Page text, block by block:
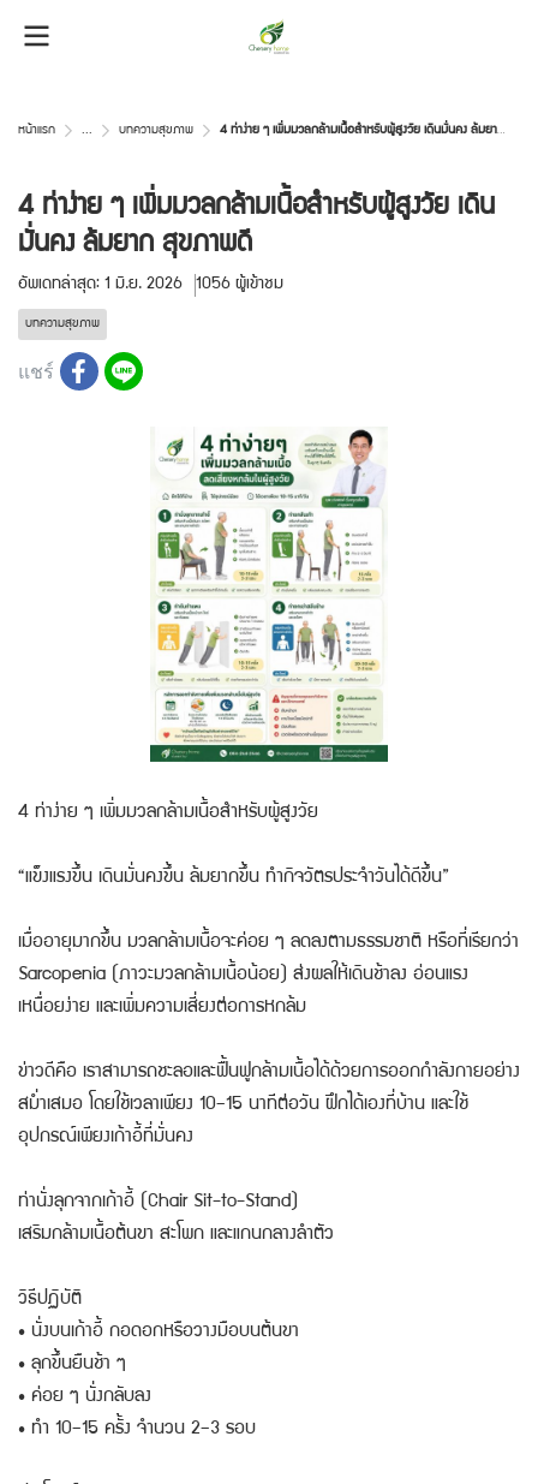
หน้าแรก ... บทความสุขภาพ 4 ท่าง่าย ๆ เพิ่มมวลกล้ามเนื้อสำหรับผู้สูงวัย เดินมั่นคง ล้มยาก สุขภาพดี
4 ท่าง่าย ๆ เพิ่มมวลกล้ามเนื้อสำหรับผู้สูงวัย เดิน
มั่นคง ล้มยาก สุขภาพดี
อัพเดทล่าสุด: 1 มิ.ย. 2026 1056 ผู้เข้าชม
บทความสุขภาพ
แชร์
4 ท่าง่าย ๆ เพิ่มมวลกล้ามเนื้อสำหรับผู้สูงวัย
“แข็งแรงขึ้น เดินมั่นคงขึ้น ล้มยากขึ้น ทำกิจวัตรประจำวันได้ดีขึ้น”
เมื่ออายุมากขึ้น มวลกล้ามเนื้อจะค่อย ๆ ลดลงตามธรรมชาติ หรือที่เรียกว่า
Sarcopenia (ภาวะมวลกล้ามเนื้อน้อย) ส่งผลให้เดินช้าลง อ่อนแรง
เหนื่อยง่าย และเพิ่มความเสี่ยงต่อการหกล้ม
ข่าวดีคือ เราสามารถชะลอและฟื้นฟูกล้ามเนื้อได้ด้วยการออกกำลังกายอย่าง
สม่ำเสมอ โดยใช้เวลาเพียง 10–15 นาทีต่อวัน ฝึกได้เองที่บ้าน และใช้
อุปกรณ์เพียงเก้าอี้ที่มั่นคง
ท่านั่งลุกจากเก้าอี้ (Chair Sit-to-Stand)
เสริมกล้ามเนื้อต้นขา สะโพก และแกนกลางลำตัว
วิธีปฏิบัติ
• นั่งบนเก้าอี้ กอดอกหรือวางมือบนต้นขา
• ลุกขึ้นยืนช้า ๆ
• ค่อย ๆ นั่งกลับลง
• ทำ 10–15 ครั้ง จำนวน 2–3 รอบ